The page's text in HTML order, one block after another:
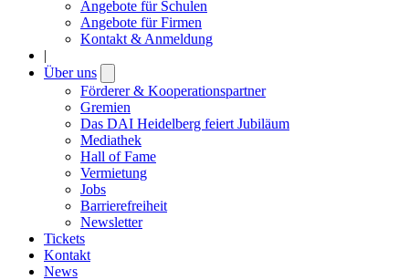
Angebote für Schulen
Angebote für Firmen
Kontakt & Anmeldung
|
Über uns
submenu
Förderer & Kooperationspartner
Gremien
Das DAI Heidelberg feiert Jubiläum
Mediathek
Hall of Fame
Vermietung
Jobs
Barrierefreiheit
Newsletter
Tickets
Kontakt
News